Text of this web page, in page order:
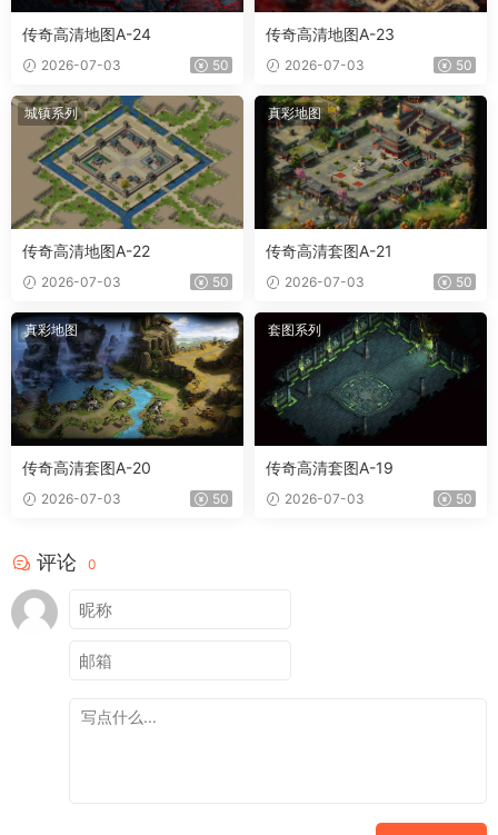
传奇高清地图A-24
2026-07-03 50
传奇高清地图A-23
2026-07-03 50
城镇系列
传奇高清地图A-22
2026-07-03 50
真彩地图
传奇高清套图A-21
2026-07-03 50
真彩地图
传奇高清套图A-20
2026-07-03 50
套图系列
传奇高清套图A-19
2026-07-03 50
评论 0